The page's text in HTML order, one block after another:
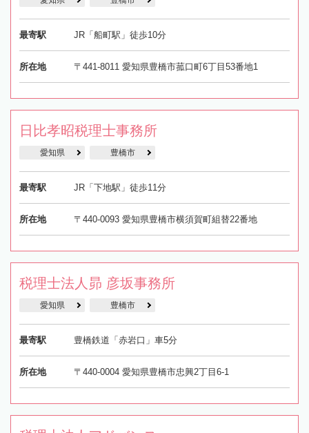
最寄駅 JR「船町駅」徒歩10分
所在地 〒441-8011 愛知県豊橋市菰口町6丁目53番地1
日比孝昭税理士事務所
愛知県 豊橋市
最寄駅 JR「下地駅」徒歩11分
所在地 〒440-0093 愛知県豊橋市横須賀町組替22番地
税理士法人昴 彦坂事務所
愛知県 豊橋市
最寄駅 豊橋鉄道「赤岩口」車5分
所在地 〒440-0004 愛知県豊橋市忠興2丁目6-1